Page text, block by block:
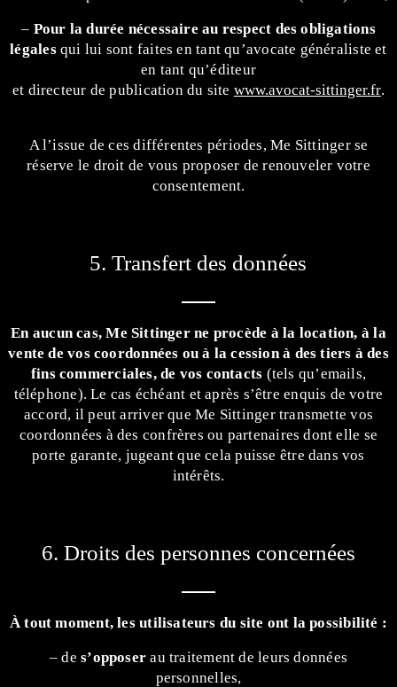
– Pour la durée nécessaire au respect des obligations
légalesqui lui sont faites en tant qu’avocate généraliste et
en tant qu’éditeur
et directeur de publication du site www.avocat-sittinger.fr.
A l’issue de ces différentes périodes, Me Sittinger se
réserve le droit de vous proposer de renouveler votre
consentement.
5. Transfert des données
En aucun cas, Me Sittinger ne procède à la location, à la
vente de vos coordonnées ou à la cession à des tiers à des
fins commerciales, de vos contacts (tels qu’emails,
téléphone). Le cas échéant et après s’être enquis de votre
accord, il peut arriver que Me Sittinger transmette vos
coordonnées à des confrères ou partenaires dont elle se
porte garante, jugeant que cela puisse être dans vos
intérêts.
6. Droits des personnes concernées
À tout moment, les utilisateurs du site ont la possibilité :
– des’opposer au traitement de leurs données
personnelles,